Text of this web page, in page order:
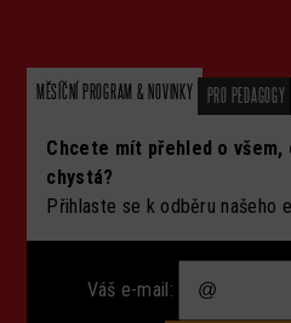
MĚSÍČNÍ PROGRAM & NOVINKY PRO PEDAGOGY
Chcete mít přehled o všem,
chystá?
Přihlaste se k odběru našeho
Váš e-mail: